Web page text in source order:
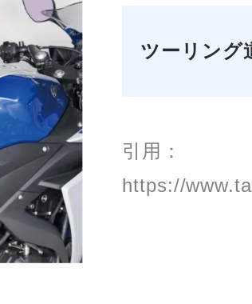
ツーリング
引用：
https://